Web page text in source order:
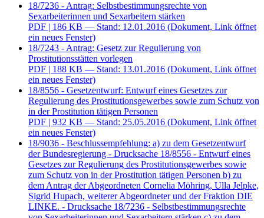
18/7236 - Antrag: Selbstbestimmungsrechte von
Sexarbeiterinnen und Sexarbeitern stärken
PDF | 186 KB — Stand: 12.01.2016 (Dokument, Link öffnet
ein neues Fenster)
18/7243 - Antrag: Gesetz zur Regulierung von
Prostitutionsstätten vorlegen
PDF | 188 KB — Stand: 13.01.2016 (Dokument, Link öffnet
ein neues Fenster)
18/8556 - Gesetzentwurf: Entwurf eines Gesetzes zur
Regulierung des Prostitutionsgewerbes sowie zum Schutz von
in der Prostitution tätigen Personen
PDF | 932 KB — Stand: 25.05.2016 (Dokument, Link öffnet
ein neues Fenster)
18/9036 - Beschlussempfehlung: a) zu dem Gesetzentwurf
der Bundesregierung - Drucksache 18/8556 - Entwurf eines
Gesetzes zur Regulierung des Prostitutionsgewerbes sowie
zum Schutz von in der Prostitution tätigen Personen b) zu
dem Antrag der Abgeordneten Cornelia Möhring, Ulla Jelpke,
Sigrid Hupach, weiterer Abgeordneter und der Fraktion DIE
LINKE. - Drucksache 18/7236 - Selbstbestimmungsrechte